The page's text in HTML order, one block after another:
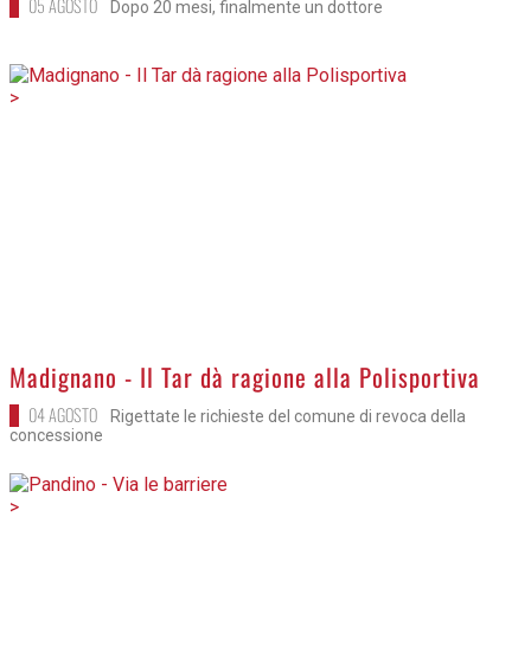
Dopo 20 mesi, finalmente un dottore
>
Madignano - Il Tar dà ragione alla Polisportiva
04 AGOSTO
Rigettate le richieste del comune di revoca della
concessione
>